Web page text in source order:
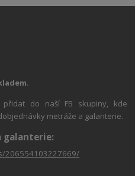
.
do naší FB skupiny, kde
metráže a galanterie.
galanterie:
206554103227669/